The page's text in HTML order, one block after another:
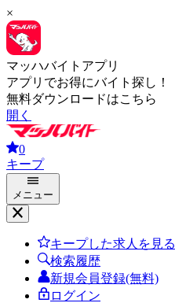
×
マッハバイトアプリ
アプリでお得にバイト探し！
無料ダウンロードはこちら
開く
0
キープ
メニュー
キープした求人を見る
検索履歴
新規会員登録(無料)
ログイン